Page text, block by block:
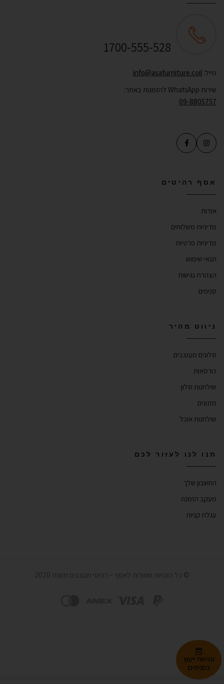
1700-555-528
מייל: info@asafurniture.coil
שירות WhatsApp להזמנות באתר:
09-8805757
אסף רהיטים
אודות
מדיניות משלוחים
מדיניות פרטיות
תנאי שימוש
הצהרת נגישות
סניפים
ניווט מהיר
סלונים מעוצבים
כורסאות
שולחנות סלון
מזנונים
שולחנות אוכל
תנו לנו לעזור לכם
החשבון שלך
מעקב הזמנה
עגלת קניות
© כל הזכויות שמורות לאסף – רהיטי מעצבים משנת 2020
פגישת ייעוץ
בסניפים